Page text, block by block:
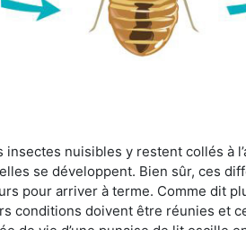
nuisibles y restent collés à
se développent. Bien sûr, ces
pour arriver à terme. Comme dit
conditions doivent être réunies et